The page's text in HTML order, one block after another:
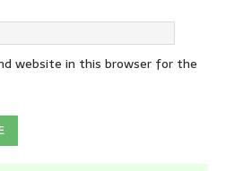
website in this browser for the